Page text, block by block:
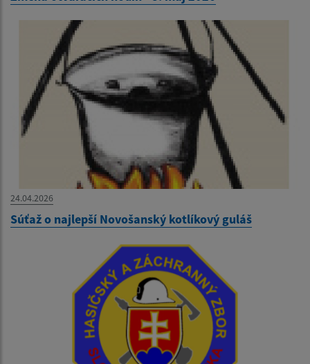
24.04.2026
Súťaž o najlepší Novošanský kotlíkový guláš